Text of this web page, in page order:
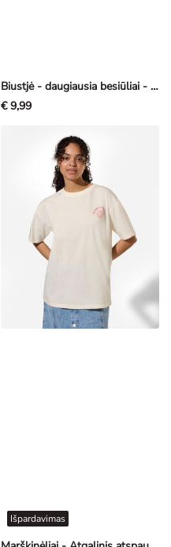
Biustjė - daugiausia besiūliai - rožinė
€ 9,99
Išpardavimas